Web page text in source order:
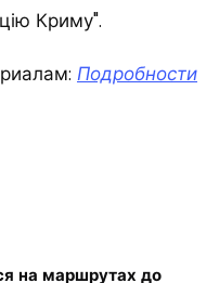
Криму".
Подробности
на маршрутах до